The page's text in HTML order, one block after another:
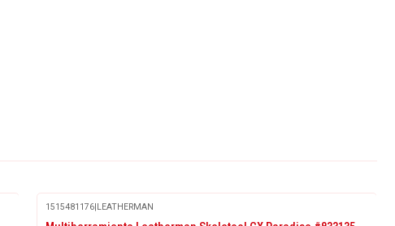
1515481176|LEATHERMAN